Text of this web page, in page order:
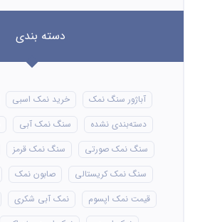
دسته بندی
آباژور سنگ نمک خرید نمک اسبی
دسته‌بندی نشده
سنگ نمک آبی
سنگ نمک صورتی
سنگ نمک قرمز
سنگ نمک کریستالی
صابون نمک
قیمت نمک اپسوم
نمک آبی شکری